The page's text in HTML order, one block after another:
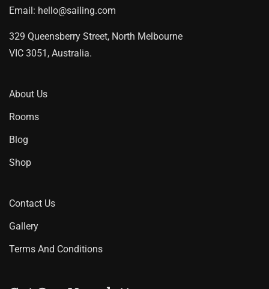
Email: hello@sailing.com
329 Queensberry Street, North Melbourne
VIC 3051, Australia.
About Us
Rooms
Blog
Shop
Contact Us
Gallery
Terms And Conditions